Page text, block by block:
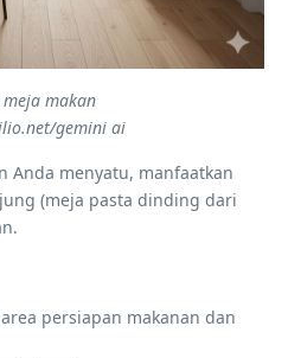
meja makan
gemini ai
Anda menyatu, manfaatkan
(meja pasta dinding dari
persiapan makanan dan